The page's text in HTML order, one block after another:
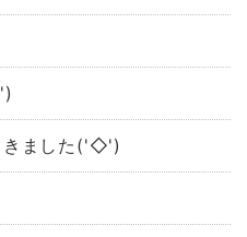
ました('◇')ゞ